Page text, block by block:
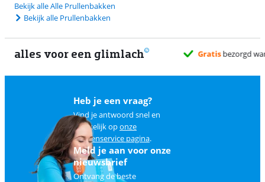
Bekijk alle Alle Prullenbakken
Bekijk alle Prullenbakken
alles voor een glimlach
Heb je een vraag?
Vind je antwoord snel en
makkelijk oponze
klantenservice pagina.
Meld je aan voor onze
nieuwsbrief
Ontvang de beste